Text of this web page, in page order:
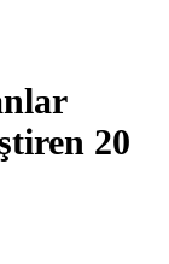
20